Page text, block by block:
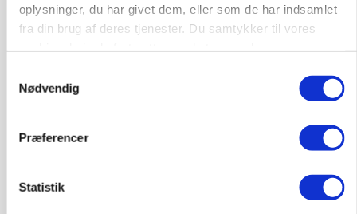
oplysninger, du har givet dem, eller som de har indsamlet
fra din brug af deres tjenester. Du samtykker til vores
Nødvendig
Præferencer
Statistik
POLITIK
»Nu stopper I«: Landbrugsdebattør og
gødskningslov